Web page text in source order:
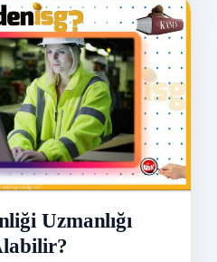
Uzmanlığı